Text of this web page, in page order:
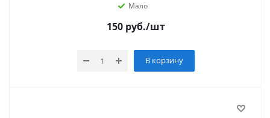
Мало
150руб./шт
В корзину